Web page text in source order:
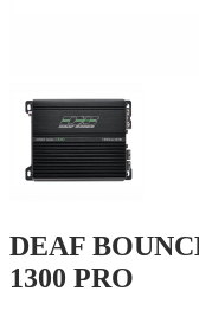
DEAF
1300 PRO